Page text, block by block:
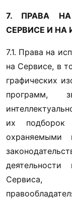
7. ПРАВА
СЕРВИСЕ И НА
7.1. Права на
на Сервисе, в
графических
программ,
их подборок
охраняемыми
Сервиса,